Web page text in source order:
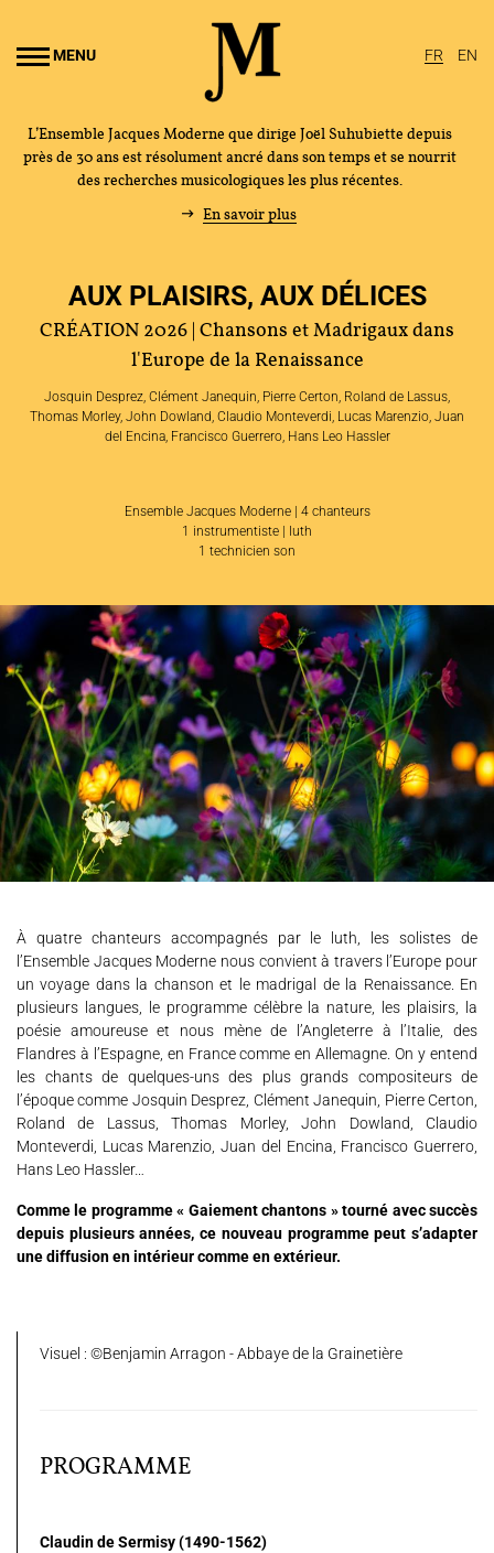
MENU FR EN
L'ENSEMBLE JACQUES MODERNE
JOËL SUHUBIETTE
AGENDA
PROGRAMMES
DISCOGRAPHIE
Nous soutenir
Actualités
Rechercher
L’Ensemble Jacques Moderne que dirige Joël Suhubiette depuis
près de 30 ans est résolument ancré dans son temps et se nourrit
des recherches musicologiques les plus récentes.
En savoir plus
AUX PLAISIRS, AUX DÉLICES
CRÉATION 2026 | Chansons et Madrigaux dans
l'Europe de la Renaissance
Josquin Desprez, Clément Janequin, Pierre Certon, Roland de Lassus,
Thomas Morley, John Dowland, Claudio Monteverdi, Lucas Marenzio, Juan
del Encina, Francisco Guerrero, Hans Leo Hassler
Ensemble Jacques Moderne | 4 chanteurs
1 instrumentiste | luth
1 technicien son
À quatre chanteurs accompagnés par le luth, les solistes de
l’Ensemble Jacques Moderne nous convient à travers l’Europe pour
un voyage dans la chanson et le madrigal de la Renaissance. En
plusieurs langues, le programme célèbre la nature, les plaisirs, la
poésie amoureuse et nous mène de l’Angleterre à l’Italie, des
Flandres à l’Espagne, en France comme en Allemagne. On y entend
les chants de quelques-uns des plus grands compositeurs de
l’époque comme Josquin Desprez, Clément Janequin, Pierre Certon,
Roland de Lassus, Thomas Morley, John Dowland, Claudio
Monteverdi, Lucas Marenzio, Juan del Encina, Francisco Guerrero,
Hans Leo Hassler…
Comme le programme « Gaiement chantons » tourné avec succès
depuis plusieurs années, ce nouveau programme peut s’adapter
une diffusion en intérieur comme en extérieur.
Visuel : ©Benjamin Arragon - Abbaye de la Grainetière
PROGRAMME
Claudin de Sermisy (1490-1562)